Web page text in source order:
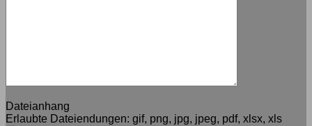
Dateianhang
Erlaubte Dateiendungen: gif, png, jpg, jpeg, pdf, xlsx, xls